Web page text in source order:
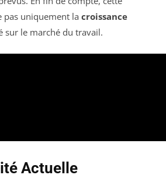
pas uniquement la croissance
sur le marché du travail.
Actuelle